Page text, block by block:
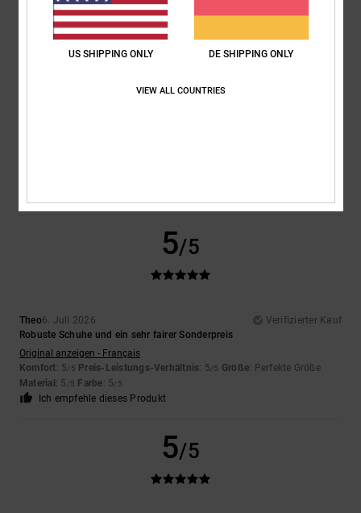
5 /5
5/5
Theo6. Juli 2026
Verifizierter Kauf
Robuste Schuhe und ein sehr fairer Sonderpreis
Original anzeigen - Français
Komfort: 5/5 Preis-Leistungs-Verhältnis: 5/5 Größe: Perfekte Größe
Material : 5 /5 Farbe: 5/5
Ich empfehle dieses Produkt
5/5
US SHIPPING ONLY DE SHIPPING ONLY
VIEW ALL COUNTRIES